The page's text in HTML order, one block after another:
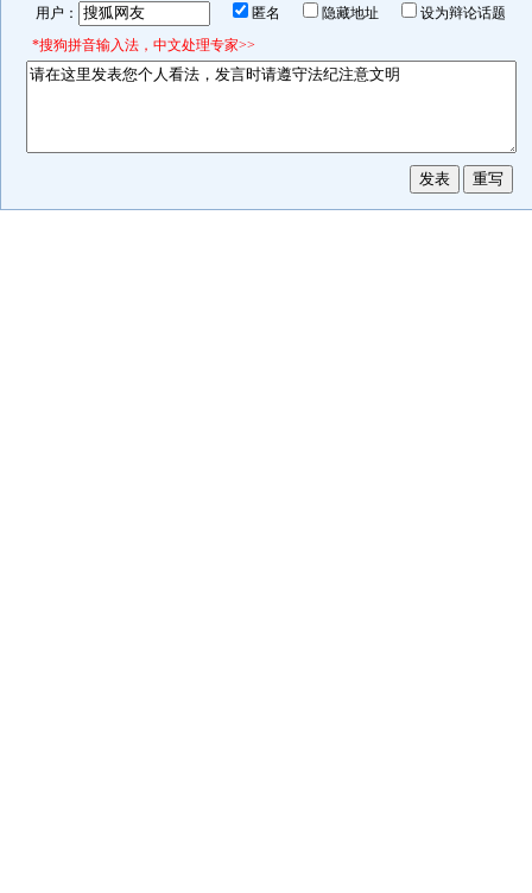
用户： 匿名 隐藏地址
设为辩论话题
*搜狗拼音输入法，中文处理专家>>